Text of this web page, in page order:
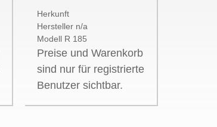
Herkunft
Hersteller n/a
Modell R 185
Preise und Warenkorb
sind nur für registrierte
Benutzer sichtbar.